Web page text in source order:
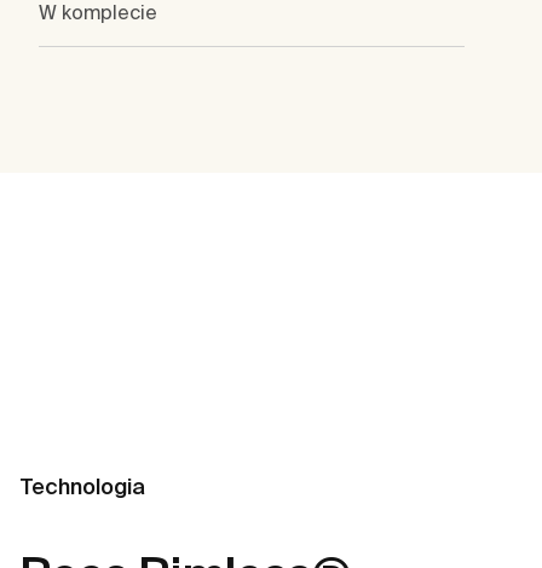
W komplecie
Technologia